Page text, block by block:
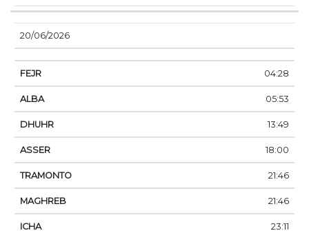
20/06/2026
04:28
05:53
13:49
18:00
21:46
21:46
23:11